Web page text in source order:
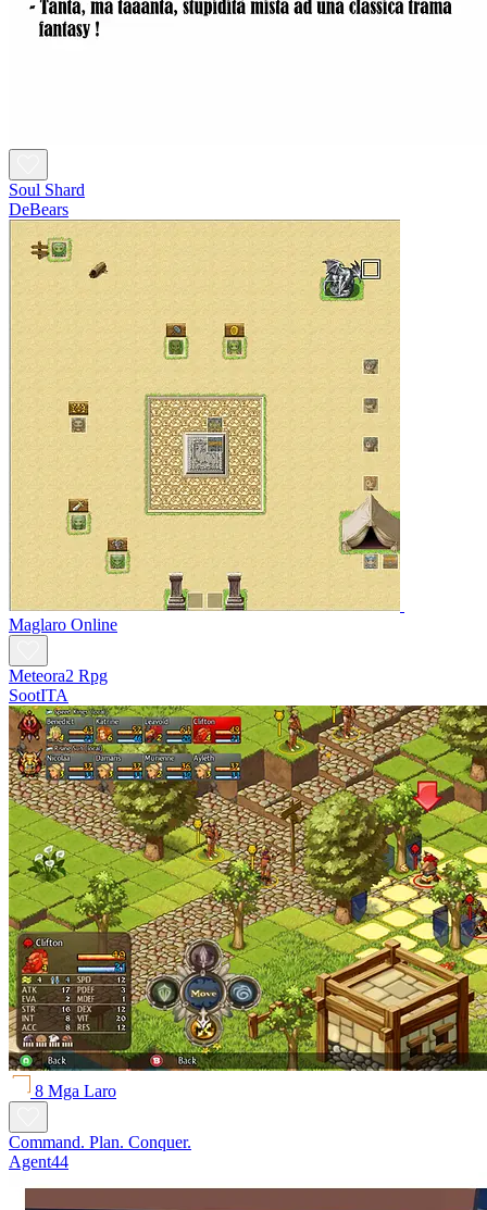
Soul Shard
DeBears
Maglaro Online
Meteora2 Rpg
SootITA
8 Mga Laro
Command. Plan. Conquer.
Agent44